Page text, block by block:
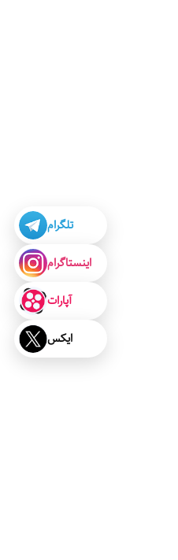
تلگرام
اینستاگرام
آپارات
ایکس